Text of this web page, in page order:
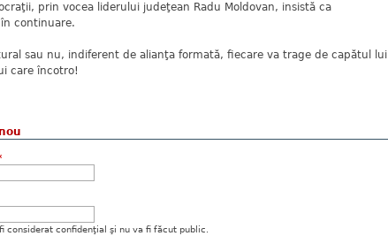
prin vocea liderului judeţean Radu Moldovan, insistă ca
continuare.
sau nu, indiferent de alianţa formată, fiecare va trage de capătul lui
care încotro!
considerat confidenţial şi nu va fi făcut public.